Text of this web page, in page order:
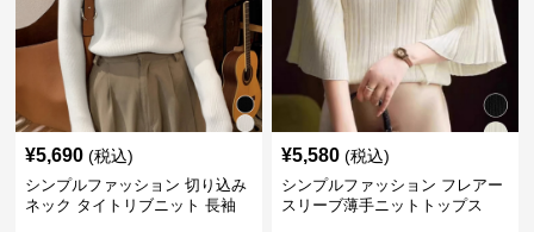
¥5,690 (税込)
シンプルファッション 切り込み
ネック タイトリブニット 長袖
¥5,580 (税込)
シンプルファッション フレアー
スリーブ薄手ニットトップス